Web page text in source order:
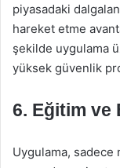
piyasadaki
hareket etme
şekilde uygulama
yüksek güvenlik
6. Eğitim ve
Uygulama, sadece